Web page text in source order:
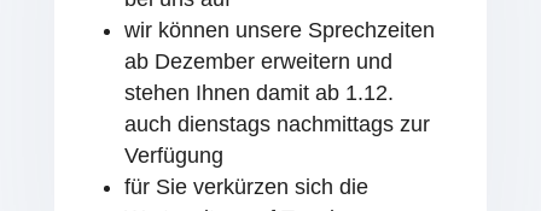
wir können unsere Sprechzeiten
ab Dezember erweitern und
stehen Ihnen damit ab 1.12.
auch dienstags nachmittags zur
Verfügung
für Sie verkürzen sich die